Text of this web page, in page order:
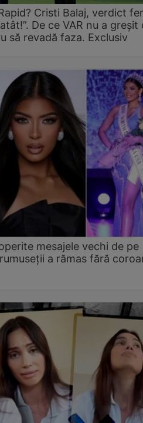
Cristi Balaj, verdict
De ce VAR nu a greșit
să revadă faza. Exclusiv
mesajele vechi de pe
a rămas fără